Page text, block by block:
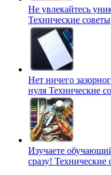
Не увлекайтесь
Технические советы
Нет ничего
нуля Технические
Изучаете
сразу! Технические